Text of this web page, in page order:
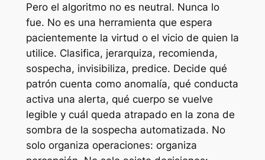
Pero el algoritmo no es neutral. Nunca lo
fue. No es una herramienta que espera
pacientemente la virtud o el vicio de quien la
utilice. Clasifica, jerarquiza, recomienda,
sospecha, invisibiliza, predice. Decide qué
patrón cuenta como anomalía, qué conducta
activa una alerta, qué cuerpo se vuelve
legible y cuál queda atrapado en la zona de
sombra de la sospecha automatizada. No
solo organiza operaciones: organiza